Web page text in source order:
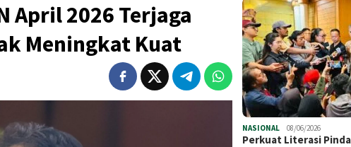
April 2026 Terjaga
Meningkat Kuat
NASIONAL 08/06/2026
Perkuat Literasi